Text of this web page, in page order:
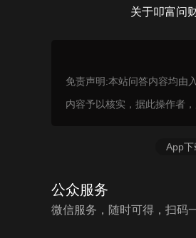
关于叩富问
免责声明:本站问答内容均由
内容予以核实，据此操作者
App下
公众服务
微信服务，随时可得，扫码